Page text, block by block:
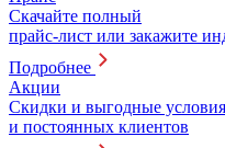
Скачайте полный
прайс-лист или закажите
Подробнее
Акции
Скидки и выгодные
и постоянных клиентов